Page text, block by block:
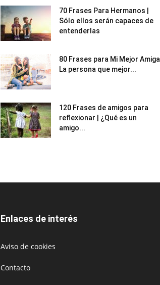
70 Frases Para Hermanos |
Sólo ellos serán capaces de
entenderlas
80 Frases para Mi Mejor Amiga |
La persona que mejor...
120 Frases de amigos para
reflexionar | ¿Qué es un
amigo...
Enlaces de interés
Aviso de cookies
Contacto